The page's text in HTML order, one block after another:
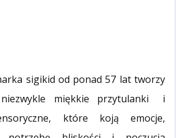
sigikid od ponad 57 lat tworzy
niezwykle miękkie przytulanki i
które koją emocje,